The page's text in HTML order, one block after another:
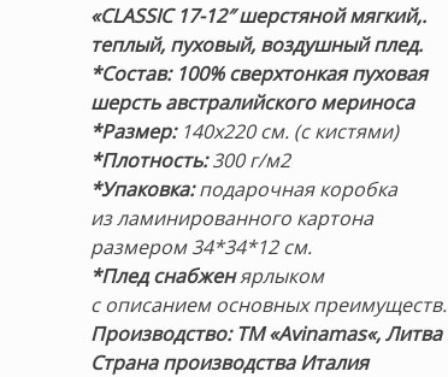
«CLASSIC 17-12″ шерстяной мягкий,.
теплый, пуховый, воздушный плед.
*Состав: 100% сверхтонкая пуховая
шерсть австралийского мериноса
*Размер:140х220 см. (с кистями)
*Плотность:300 г/м2
*Упаковка:подарочная коробка
из ламинированного картона
размером 34*34*12 см.
*Пледснабженярлыком
с описанием основных преимуществ.
Производство: ТМ «Avinamas«, Литва
Страна производства Италия